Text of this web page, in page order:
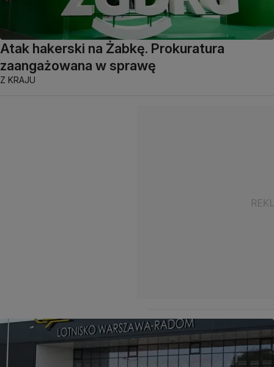
Atak hakerski na Żabkę. Prokuratura
zaangażowana w sprawę
Z KRAJU